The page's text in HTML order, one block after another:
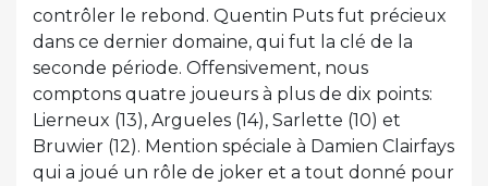
contrôler le rebond. Quentin Puts fut précieux
dans ce dernier domaine, qui fut la clé de la
seconde période. Offensivement, nous
comptons quatre joueurs à plus de dix points:
Lierneux (13), Argueles (14), Sarlette (10) et
Bruwier (12). Mention spéciale à Damien Clairfays
qui a joué un rôle de joker et a tout donné pour